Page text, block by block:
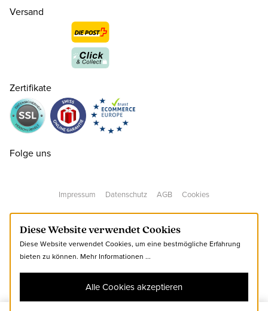
nur noch wenige verfügbar
Versand
Zertifikate
Folge uns
Impressum Datenschutz AGB Cookies
Diese Website verwendet Cookies
Diese Website verwendet Cookies, um eine bestmögliche Erfahrung
bieten zu können. Mehr Informationen ...
Alle Cookies akzeptieren